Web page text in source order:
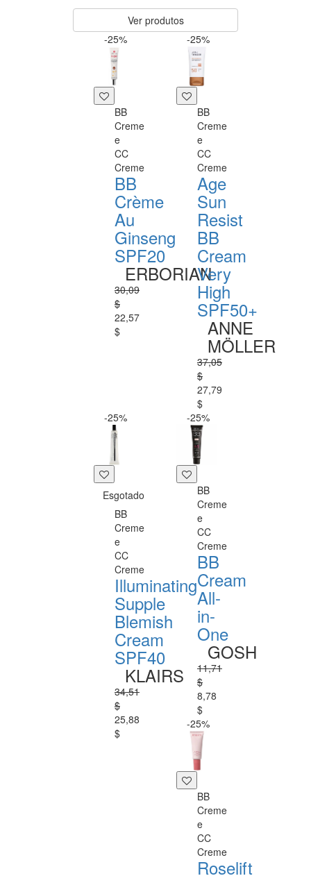
Ver produtos
-25%
BB
Creme
e
CC
Creme
BB
Crème
Au
Ginseng
SPF20
ERBORIAN
30,09
$
22,57
$
-25%
BB
Creme
e
CC
Creme
Age
Sun
Resist
BB
Cream
Very
High
SPF50+
ANNE
MÖLLER
37,05
$
27,79
$
-25%
Esgotado
BB
Creme
e
CC
Creme
Illuminating
Supple
Blemish
Cream
SPF40
KLAIRS
34,51
$
25,88
$
-25%
BB
Creme
e
CC
Creme
BB
Cream
All-
in-
One
GOSH
11,71
$
8,78
$
-25%
BB
Creme
e
CC
Creme
Roselift